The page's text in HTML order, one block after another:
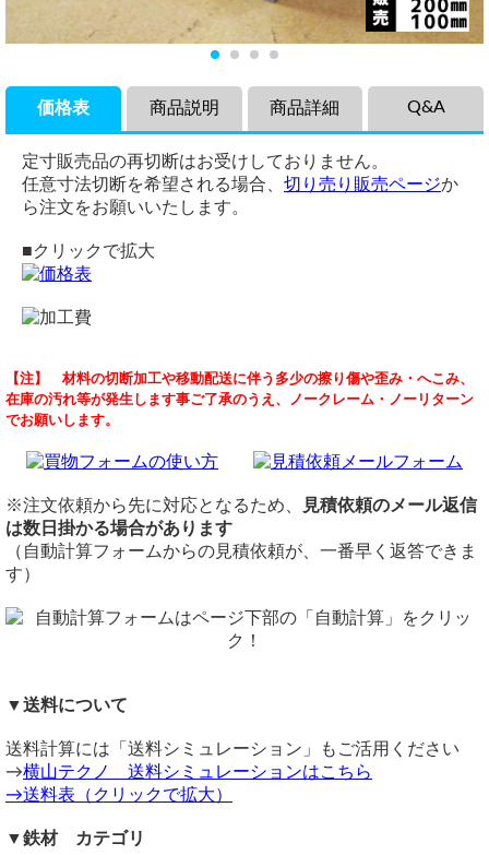
価格表
定寸販売品の再切断はお受けしておりません。
任意寸法切断を希望される場合、 切り売り販売ページか
ら注文をお願いいたします。
■クリックで拡大
商品説明
鉄 黒皮 不等辺アングル Ｌ型鋼 (SS400）の各形状を(1000～
100mm)定寸長さでの希望（形状・定寸法・本数）の販売で
す。
L字の形をした鋼材で、生地は黒皮となっています。
耐震補強材はもちろん、建築や機械工作、ラックのDIYなど
幅広い用途で活躍します。
注意事項
鉄材は性質上、錆が生じます。販売品も多少の錆がある場合
がございますので、予めご了承ください。
す。
送料（養生梱包費含む）は数量に応じて別途掛かります。
い。
購入方法
商品購入は自動計算フォームに必要寸法・数量等を入力し、
試算結果を確認後、買い物カートに追加して注文フォームへ
ご注文メール返信にて送料・振込先等をご連絡いたします。
商品詳細
鉄 黒皮 不等辺アングル
規格/定尺
JIS-G3192
定尺：6,000mm～
切断
切断費：（切断費は単価に込）
切断公差：±1.0mm ～2.0mm
備考
同サイズまとめ買いで多数同時注文割引適用！
関連商品
⇒ 黒皮 不等辺アングル 切り売り
⇒ アルミ 不等辺アングル(Ｒ付き) 切り売り
⇒ ステンレス不等辺アングル 未研磨ホット 切り売り
Q&A
（ 2024/05/16 ）
質問失礼します。
100(A)×150(B)×9(t)で長さ50mmを2本お願いしたいのですが可能です
か？
https://www.yokoyama-techno.net/detail/67.html
【注】 材料の切断加工や移動配送に伴う多少の擦り傷や歪み・へこみ、
在庫の汚れ等が発生します事ご了承のうえ、ノークレーム・ノーリターン
でお願いします。
※注文依頼から先に対応となるため、
見積依頼のメール返信
は数日掛かる場合があります
（自動計算フォームからの見積依頼が、一番早く返答できま
す）
▼送料について
送料計算には「送料シミュレーション」もご活用ください
→横山テクノ 送料シミュレーションはこちら
→送料表（クリックで拡大）
▼鉄材 カテゴリ